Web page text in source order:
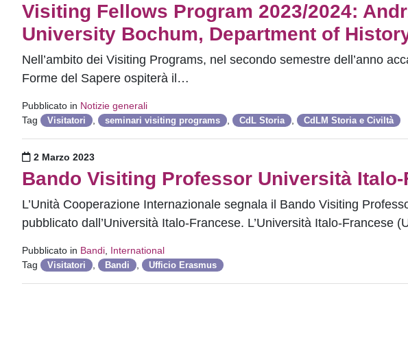
Visiting Fellows Program 2023/2024:
University Bochum, Department of
Nell’ambito dei Visiting Programs, nel secondo semestre dell’anno
Forme del Sapere ospiterà il…
Pubblicato in Notizie generali
Tag
Visitatori , seminari visiting programs , CdL Storia , CdLM Storia e Civiltà
Pubblicato il
2 Marzo 2023
Bando Visiting Professor Università Italo-
L’Unità Cooperazione Internazionale segnala il Bando Visiting
pubblicato dall’Università Italo-Francese. L’Università Italo-Francese
Pubblicato in Bandi, International
Tag
Visitatori , Bandi , Ufficio Erasmus